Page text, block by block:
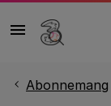
Abonnemang